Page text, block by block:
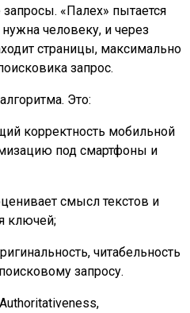
«Палех» пытается
человеку, и через
страницы, максимально
запрос.
Это:
корректность мобильной
под смартфоны и
смысл текстов и
ключей;
читабельность
запросу.